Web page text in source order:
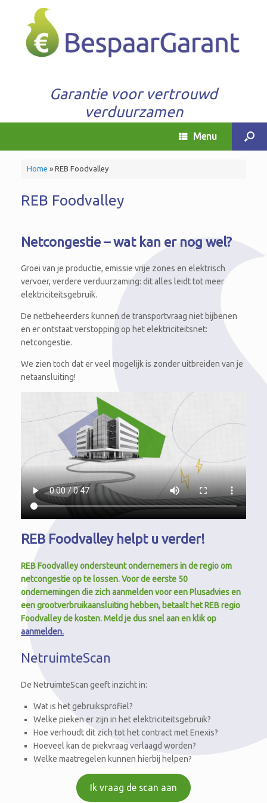
Garantie voor vertrouwd
verduurzamen
Menu
Home » REB Foodvalley
REB Foodvalley
Netcongestie – wat kan er nog wel?
Groei van je productie, emissie vrije zones en elektrisch
vervoer, verdere verduurzaming: dit alles leidt tot meer
elektriciteitsgebruik.
De netbeheerders kunnen de transportvraag niet bijbenen
en er ontstaat verstopping op het elektriciteitsnet:
netcongestie.
We zien toch dat er veel mogelijk is zonder uitbreiden van je
netaansluiting!
REB Foodvalley helpt u verder!
REB Foodvalley ondersteunt ondernemers in de regio om
netcongestie op te lossen.Voor de eerste 50
ondernemingen die zich aanmelden voor een Plusadvies en
een grootverbruikaansluiting hebben, betaalt het REB regio
Foodvalley de kosten. Meld je dus snel aan en klik op
aanmelden.
NetruimteScan
De NetruimteScan geeft inzicht in:
Wat is het gebruiksprofiel?
Welke pieken er zijn in het elektriciteitsgebruik?
Hoe verhoudt dit zich tot het contract met Enexis?
Hoeveel kan de piekvraag verlaagd worden?
Welke maatregelen kunnen hierbij helpen?
Ik vraag de scan aan